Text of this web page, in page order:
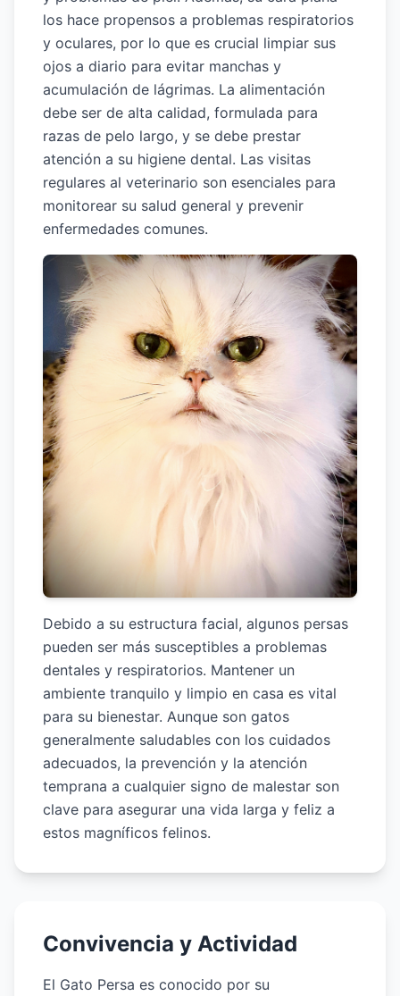
los hace propensos a problemas respiratorios
y oculares, por lo que es crucial limpiar sus
ojos a diario para evitar manchas y
acumulación de lágrimas. La alimentación
debe ser de alta calidad, formulada para
razas de pelo largo, y se debe prestar
atención a su higiene dental. Las visitas
regulares al veterinario son esenciales para
monitorear su salud general y prevenir
enfermedades comunes.
Debido a su estructura facial, algunos persas
pueden ser más susceptibles a problemas
dentales y respiratorios. Mantener un
ambiente tranquilo y limpio en casa es vital
para su bienestar. Aunque son gatos
generalmente saludables con los cuidados
adecuados, la prevención y la atención
temprana a cualquier signo de malestar son
clave para asegurar una vida larga y feliz a
estos magníficos felinos.
Convivencia y Actividad
El Gato Persa es conocido por su